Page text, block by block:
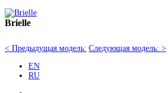
Brielle
< Предыдущая модель: Следующая модель: >
EN
RU